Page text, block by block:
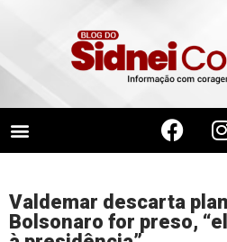
Valdemar descarta
Bolsonaro for preso,